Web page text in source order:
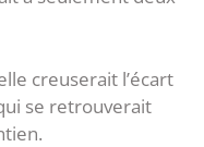
creuserait l’écart
se retrouverait